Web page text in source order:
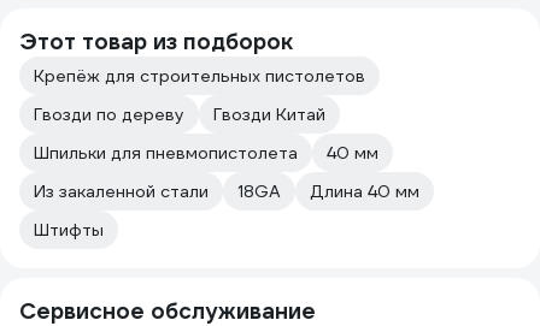
Этот товар из подборок
Крепёж для строительных пистолетов
Гвозди по дереву
Гвозди Китай
Шпильки для пневмопистолета
40 мм
Из закаленной стали
18GA
Длина 40 мм
Штифты
Сервисное обслуживание